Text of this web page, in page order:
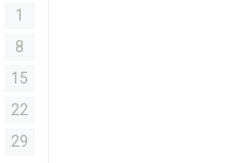
1
8
15
22
29